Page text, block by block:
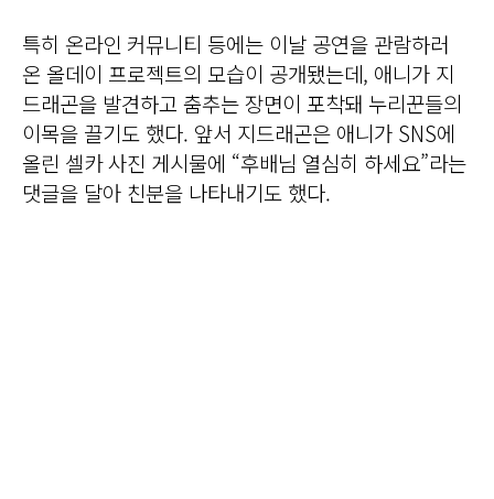
특히 온라인 커뮤니티 등에는 이날 공연을 관람하러
온 올데이 프로젝트의 모습이 공개됐는데, 애니가 지
드래곤을 발견하고 춤추는 장면이 포착돼 누리꾼들의
이목을 끌기도 했다. 앞서 지드래곤은 애니가 SNS에
올린 셀카 사진 게시물에 “후배님 열심히 하세요”라는
댓글을 달아 친분을 나타내기도 했다.